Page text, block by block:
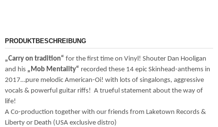
PRODUKTBESCHREIBUNG
„Carry on tradition“ for the first time on Vinyl! Shouter Dan Hooligan
and his „Mob Mentality“ recorded these 14 epic Skinhead-anthems in
2017…pure melodic American-Oi! with lots of singalongs, aggressive
vocals & powerful guitar riffs! A trueful statement about the way of
life!
A Co-production together with our friends from Laketown Records &
Liberty or Death (USA exclusive distro)